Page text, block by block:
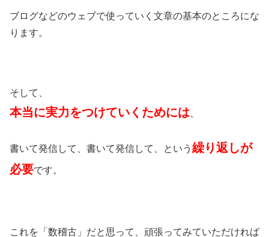
ブログなどのウェブで使っていく文章の基本のところにな
ります。
そして、
本当に実力をつけていくためには
書いて発信して、書いて発信して、という 繰り返しが
必要です。
これを「数稽古」だと思って、頑張ってみていただければ